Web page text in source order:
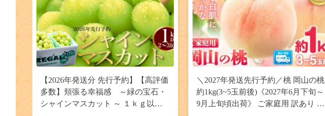
【2026年発送分 先行予約】【高評価
多数】頬張る幸福感 ～緑の宝石・
シャインマスカット ～ １ｋｇ以上
＼2027年発送先行予約／桃 岡山の桃
約1kg(3~5玉前後)《2027年6月下旬～
9月上旬頃出荷》 ご家庭用 訳あり 白